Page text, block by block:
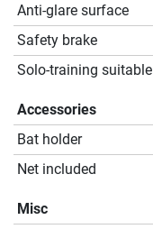
Anti-glare surface
Safety brake
Solo-training suitable
Accessories
Bat holder
Net included
Misc